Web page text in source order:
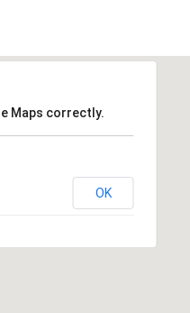
Maps correctly.
OK